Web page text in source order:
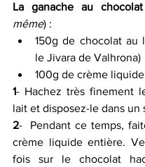
La ganache au
même) :
150g de chocolat au
le Jivara de Valhrona)
100g de crème
1- Hachez très finement
lait et disposez-le dans un
2-  Pendant ce temps,
crème liquide entière.
fois sur le chocolat